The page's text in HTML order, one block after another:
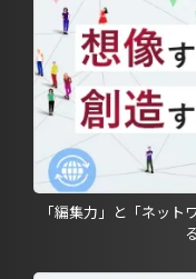
「編集力」と「ネッ